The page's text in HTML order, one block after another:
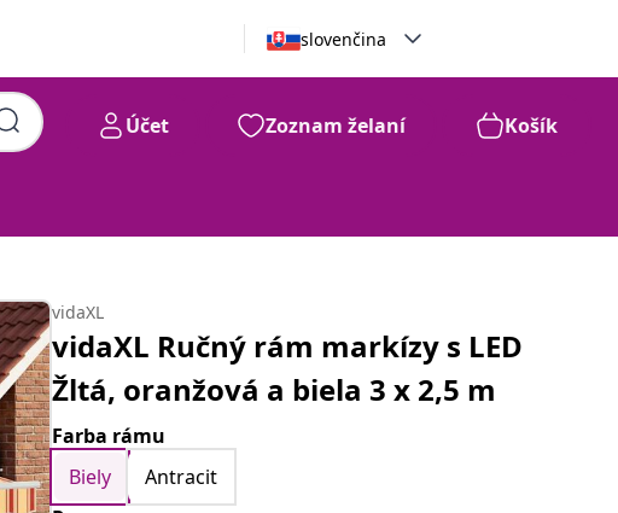
slovenčina
Účet Zoznam želaní Košík
vidaXL
vidaXL Ručný rám markízy s LED
Žltá, oranžová a biela 3 x 2,5 m
Farba rámu
Biely
Antracit